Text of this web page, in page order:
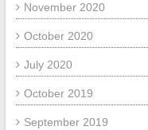
November 2020
October 2020
July 2020
October 2019
September 2019